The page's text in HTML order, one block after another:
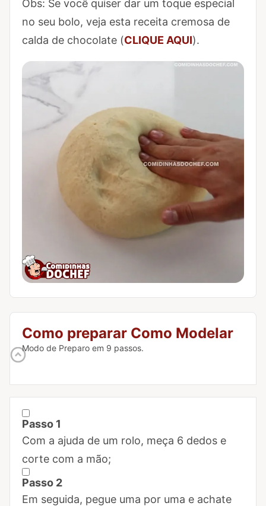
Obs: Se você quiser dar um toque especial
no seu bolo, veja esta receita cremosa de
calda de chocolate (CLIQUE AQUI).
Como preparar Como Modelar
Modo de Preparo em 9 passos.
Passo 1
Marcar Passo 1 como concluído
Com a ajuda de um rolo, meça 6 dedos e
corte com a mão;
Passo 2
Marcar Passo 2 como concluído
Em seguida, pegue uma por uma e achate